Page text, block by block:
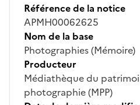
Référence de la notice
APMH00062625
Nom de la base
Photographies (Mémoire)
Producteur
Médiathèque du
photographie (MPP)